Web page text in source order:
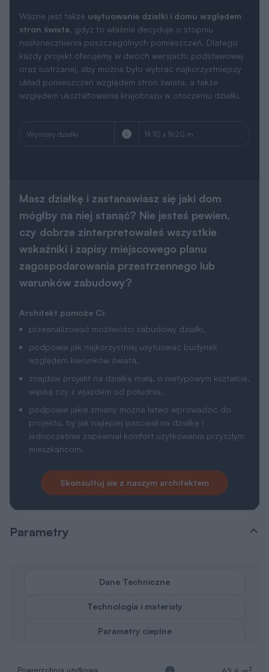
Ważne jest także usytuowanie działki i domu względem
stron świata, gdyż to właśnie decyduje o stopniu
nasłonecznienia poszczególnych pomieszczeń. Dlatego
każdy projekt oferujemy w dwóch wersjach: podstawowej
oraz lustrzanej, aby można było wybrać najkorzystniejszy
układ pomieszczeń względem stron świata, a także
względem ukształtowania krajobrazu w otoczeniu działki.
Wymiary działki 19.70 x 19.20 m
Masz działkę i zastanawiasz się jaki dom
mógłby na niej stanąć? Nie jesteś pewien,
czy dobrze zinterpretowałeś wszystkie
wskaźniki i zapisy miejscowego planu
zagospodarowania przestrzennego lub
warunków zabudowy?
Architekt pomoże Ci:
przeanalizować możliwości zabudowy działki,
podpowie jak najkorzystniej usytuować budynek
względem kierunków świata,
znajdzie projekt na działkę małą, o nietypowym kształcie,
wąską czy z wjazdem od południa,
podpowie jakie zmiany można łatwo wprowadzić do
projektu, by jak najlepiej pasował na działkę i
jednocześnie zapewniał komfort użytkowania przyszłym
mieszkańcom.
Skonsultuj sie z naszym architektem
Parametry
Dane Techniczne
Technologia i materiały
Parametry cieplne
Powierzchnia użytkowa 2